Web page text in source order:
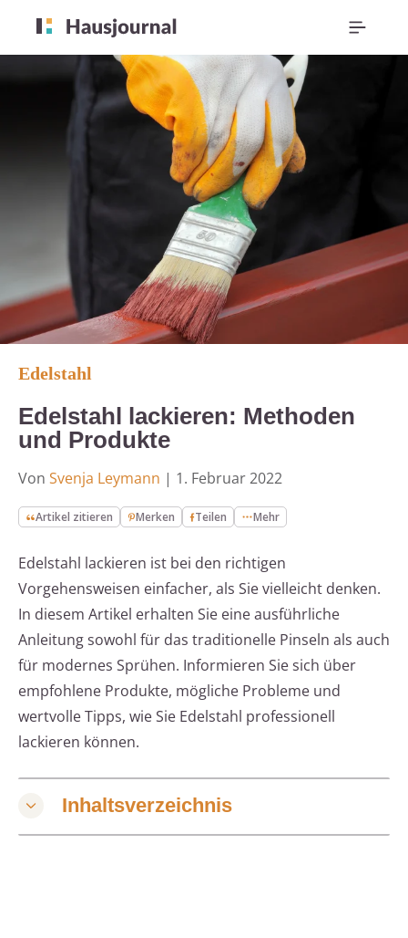
Edelstahl
Edelstahl lackieren: Methoden
und Produkte
Von Svenja Leymann | 1. Februar 2022
Artikel zitieren Merken Teilen Mehr
Edelstahl lackieren ist bei den richtigen
Vorgehensweisen einfacher, als Sie vielleicht denken.
In diesem Artikel erhalten Sie eine ausführliche
Anleitung sowohl für das traditionelle Pinseln als auch
für modernes Sprühen. Informieren Sie sich über
empfohlene Produkte, mögliche Probleme und
wertvolle Tipps, wie Sie Edelstahl professionell
lackieren können.
Inhaltsverzeichnis